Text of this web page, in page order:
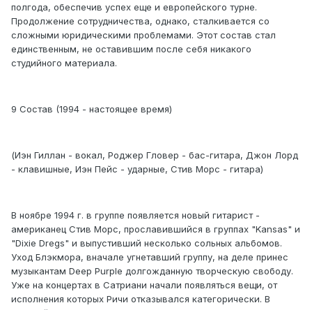
полгода, обеспечив успех еще и европейского турне.
Продолжение сотрудничества, однако, сталкивается со
сложными юридическими проблемами. Этот состав стал
единственным, не оставившим после себя никакого
студийного материала.
9 Состав (1994 - настоящее время)
(Иэн Гиллан - вокал, Роджер Гловер - бас-гитара, Джон Лорд
- клавишные, Иэн Пейс - ударные, Стив Морс - гитара)
В ноябре 1994 г. в группе появляется новый гитарист -
американец Стив Морс, прославившийся в группах "Kansas" и
"Dixie Dregs" и выпустивший несколько сольных альбомов.
Уход Блэкмора, вначале угнетавший группу, на деле принес
музыкантам Deep Purple долгожданную творческую свободу.
Уже на концертах в Сатриани начали появляться вещи, от
исполнения которых Ричи отказывался категорически. В